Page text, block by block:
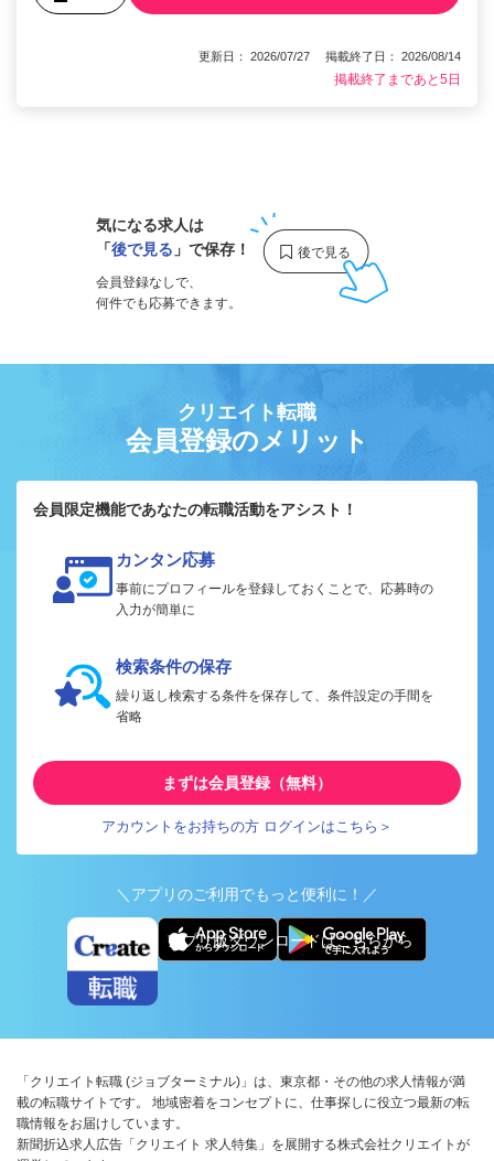
更新日： 2026/07/27 掲載終了日： 2026/08/14
掲載終了まであと5日
気になる求人は
「後で見る 」で保存！
会員登録なしで、
何件でも応募できます。
クリエイト転職
会員登録のメリット
会員限定機能であなたの転職活動をアシスト！
カンタン応募
事前にプロフィールを登録しておくことで、応募時の
入力が簡単に
検索条件の保存
繰り返し検索する条件を保存して、条件設定の手間を
省略
まずは会員登録（無料）
アカウントをお持ちの方 ログインはこちら＞
＼アプリのご利用でもっと便利に！／
アプリ版ダウンロードはこちらから
「クリエイト転職 (ジョブターミナル)」は、東京都・その他の求人情報が満
載の転職サイトです。 地域密着をコンセプトに、仕事探しに役立つ最新の転
職情報をお届けしています。
新聞折込求人広告「クリエイト 求人特集」を展開する株式会社クリエイトが